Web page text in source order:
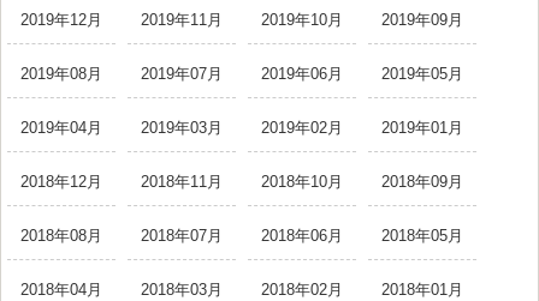
2019年12月 2019年11月 2019年10月 2019年09月
2019年08月 2019年07月 2019年06月 2019年05月
2019年04月 2019年03月 2019年02月 2019年01月
2018年12月 2018年11月 2018年10月 2018年09月
2018年08月 2018年07月 2018年06月 2018年05月
2018年04月 2018年03月 2018年02月 2018年01月